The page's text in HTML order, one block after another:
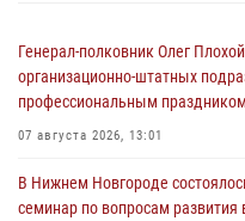
Генерал-полковник Олег
организационно-штатных
профессиональным праздником
07 августа 2026, 13:01
В Нижнем Новгороде
семинар по вопросам